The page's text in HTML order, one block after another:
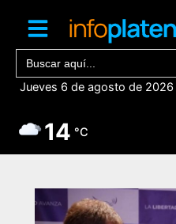
contenido
Buscar:
Jueves 6 de agosto de 2026
14 °C